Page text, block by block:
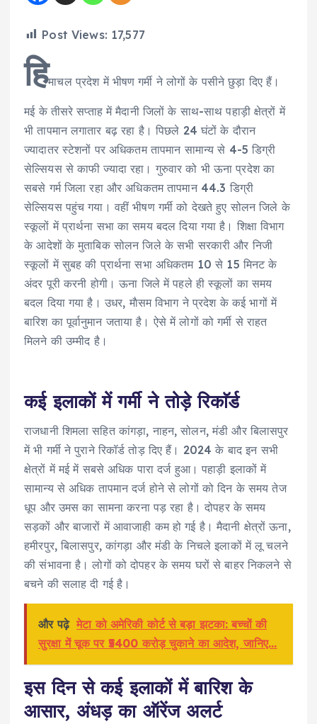
Post Views: 17,577
हिमाचल प्रदेश में भीषण गर्मी ने लोगों के पसीने छुड़ा दिए हैं।
मई के तीसरे सप्ताह में मैदानी जिलों के साथ-साथ पहाड़ी क्षेत्रों में
भी तापमान लगातार बढ़ रहा है। पिछले 24 घंटों के दौरान
ज्यादातर स्टेशनों पर अधिकतम तापमान सामान्य से 4-5 डिग्री
सेल्सियस से काफी ज्यादा रहा। गुरुवार को भी ऊना प्रदेश का
सबसे गर्म जिला रहा और अधिकतम तापमान 44.3 डिग्री
सेल्सियस पहुंच गया। वहीं भीषण गर्मी को देखते हुए सोलन जिले के
स्कूलों में प्रार्थना सभा का समय बदल दिया गया है। शिक्षा विभाग
के आदेशों के मुताबिक सोलन जिले के सभी सरकारी और निजी
स्कूलों में सुबह की प्रार्थना सभा अधिकतम 10 से 15 मिनट के
अंदर पूरी करनी होगी। ऊना जिले में पहले ही स्कूलों का समय
बदल दिया गया है। उधर, माैसम विभाग ने प्रदेश के कई भागों में
बारिश का पूर्वानुमान जताया है। ऐसे में लोगों को गर्मी से राहत
मिलने की उम्मीद है।
कई इलाकों में गर्मी ने तोड़े रिकाॅर्ड
राजधानी शिमला सहित कांगड़ा, नाहन, सोलन, मंडी और बिलासपुर
में भी गर्मी ने पुराने रिकॉर्ड तोड़ दिए हैं। 2024 के बाद इन सभी
क्षेत्रों में मई में सबसे अधिक पारा दर्ज हुआ। पहाड़ी इलाकों में
सामान्य से अधिक तापमान दर्ज होने से लोगों को दिन के समय तेज
धूप और उमस का सामना करना पड़ रहा है। दोपहर के समय
सड़कों और बाजारों में आवाजाही कम हो गई है। मैदानी क्षेत्रों ऊना,
हमीरपुर, बिलासपुर, कांगड़ा और मंडी के निचले इलाकों में लू चलने
की संभावना है। लोगों को दोपहर के समय घरों से बाहर निकलने से
बचने की सलाह दी गई है।
और पढ़े मेटा को अमेरिकी कोर्ट से बड़ा झटका: बच्चों की
सुरक्षा में चूक पर ₹5400 करोड़ चुकाने का आदेश, जानिए...
इस दिन से कई इलाकों में बारिश के
आसार, अंधड़ का ऑरेंज अलर्ट